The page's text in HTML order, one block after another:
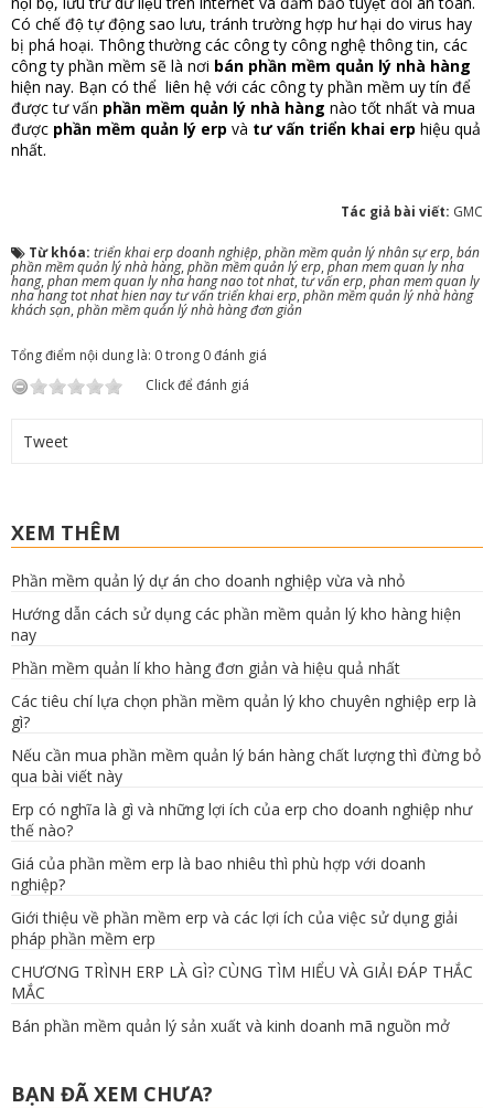
Có chế độ tự động sao lưu, tránh trường hợp hư hại do virus hay
bị phá hoại. Thông thường các công ty công nghệ thông tin, các
công ty phần mềm sẽ là nơi bán phần mềm quản lý nhà hàng
hiện nay. Bạn có thể liên hệ với các công ty phần mềm uy tín để
được tư vấn phần mềm quản lý nhà hàng nào tốt nhất và mua
được phần mềm quản lý erp và tư vấn triển khai erp hiệu quả
nhất.
Tác giả bài viết: GMC
Từ khóa: triển khai erp doanh nghiệp, phần mềm quản lý nhân sự erp, bán
phần mềm quản lý nhà hàng, phần mềm quản lý erp, phan mem quan ly nha
hang, phan mem quan ly nha hang nao tot nhat, tư vấn erp, phan mem quan ly
nha hang tot nhat hien nay tư vấn triển khai erp, phần mềm quản lý nhà hàng
khách sạn, phần mềm quản lý nhà hàng đơn giản
Tổng điểm nội dung là: 0 trong 0 đánh giá
Click để đánh giá
Tweet
XEM THÊM
Phần mềm quản lý dự án cho doanh nghiệp vừa và nhỏ
Hướng dẫn cách sử dụng các phần mềm quản lý kho hàng hiện
nay
Phần mềm quản lí kho hàng đơn giản và hiệu quả nhất
Các tiêu chí lựa chọn phần mềm quản lý kho chuyên nghiệp erp là
gì?
Nếu cần mua phần mềm quản lý bán hàng chất lượng thì đừng bỏ
qua bài viết này
Erp có nghĩa là gì và những lợi ích của erp cho doanh nghiệp như
thế nào?
Giá của phần mềm erp là bao nhiêu thì phù hợp với doanh
nghiệp?
Giới thiệu về phần mềm erp và các lợi ích của việc sử dụng giải
pháp phần mềm erp
CHƯƠNG TRÌNH ERP LÀ GÌ? CÙNG TÌM HIỂU VÀ GIẢI ĐÁP THẮC
MẮC
Bán phần mềm quản lý sản xuất và kinh doanh mã nguồn mở
BẠN ĐÃ XEM CHƯA?